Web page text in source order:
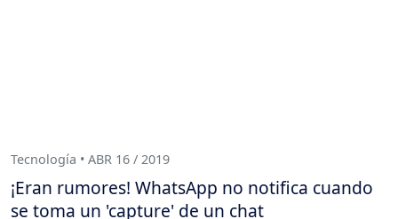
Tecnología • ABR 16 / 2019
¡Eran rumores! WhatsApp no notifica cuando
se toma un 'capture' de un chat